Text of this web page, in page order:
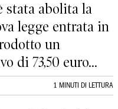
stata abolita la
legge entrata in
un
di 73,50 euro...
1 MINUTI DI LETTURA